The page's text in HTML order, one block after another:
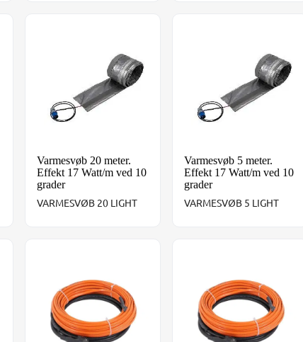
Varmesvøb 20 meter.
Effekt 17 Watt/m ved 10
grader
VARMESVØB 20 LIGHT
Varmesvøb 5 meter.
Effekt 17 Watt/m ved 10
grader
VARMESVØB 5 LIGHT